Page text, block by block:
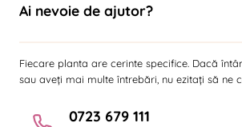
Ai nevoie de ajutor?
Fiecare planta are cerinte specifice. Dacă
sau aveți mai multe întrebări, nu ezitați să ne
0723 679 111